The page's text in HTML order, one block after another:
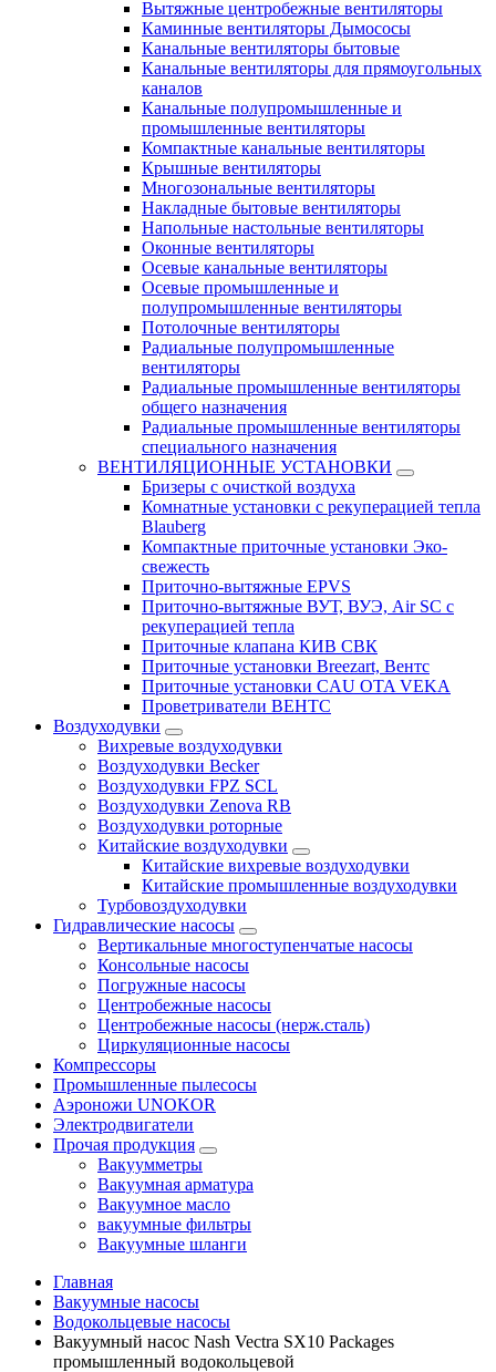
Вытяжные центробежные вентиляторы
Каминные вентиляторы Дымососы
Канальные вентиляторы бытовые
Канальные вентиляторы для прямоугольных
каналов
Канальные полупромышленные и
промышленные вентиляторы
Компактные канальные вентиляторы
Крышные вентиляторы
Многозональные вентиляторы
Накладные бытовые вентиляторы
Напольные настольные вентиляторы
Оконные вентиляторы
Осевые канальные вентиляторы
Осевые промышленные и
полупромышленные вентиляторы
Потолочные вентиляторы
Радиальные полупромышленные
вентиляторы
Радиальные промышленные вентиляторы
общего назначения
Радиальные промышленные вентиляторы
специального назначения
ВЕНТИЛЯЦИОННЫЕ УСТАНОВКИ
Бризеры с очисткой воздуха
Комнатные установки с рекуперацией тепла
Blauberg
Компактные приточные установки Эко-
свежесть
Приточно-вытяжные EPVS
Приточно-вытяжные ВУТ, ВУЭ, Air SC с
рекуперацией тепла
Приточные клапана КИВ СВК
Приточные установки Breezart, Вентс
Приточные установки CAU OTA VEKA
Проветриватели ВЕНТС
Воздуходувки
Вихревые воздуходувки
Воздуходувки Becker
Воздуходувки FPZ SCL
Воздуходувки Zenova RB
Воздуходувки роторные
Китайские воздуходувки
Китайские вихревые воздуходувки
Китайские промышленные воздуходувки
Турбовоздуходувки
Гидравлические насосы
Вертикальные многоступенчатые насосы
Консольные насосы
Погружные насосы
Центробежные насосы
Центробежные насосы (нерж.сталь)
Циркуляционные насосы
Компрессоры
Промышленные пылесосы
Аэроножи UNOKOR
Электродвигатели
Прочая продукция
Вакуумметры
Вакуумная арматура
Вакуумное масло
вакуумные фильтры
Вакуумные шланги
Главная
Вакуумные насосы
Водокольцевые насосы
Вакуумный насос Nash Vectra SX10 Packages
промышленный водокольцевой